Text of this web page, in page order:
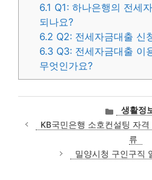
6.1 Q1: 하나은행의 전세
되나요?
6.2 Q2: 전세자금대출 신
6.3 Q3: 전세자금대출 이
무엇인가요?
카
테
고
생활정
KB국민은행 소호컨설팅 자
류
밀양시청 구인구직